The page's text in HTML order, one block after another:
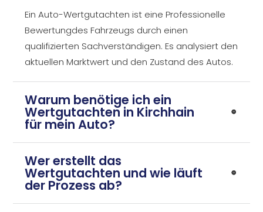
Ein Auto-Wertgutachten ist eine Professionelle
Bewertungdes Fahrzeugs durch einen
qualifizierten Sachverständigen. Es analysiert den
aktuellen Marktwert und den Zustand des Autos.
Warum benötige ich ein
Wertgutachten in Kirchhain
für mein Auto?
Wer erstellt das
Wertgutachten und wie läuft
der Prozess ab?